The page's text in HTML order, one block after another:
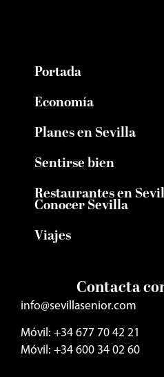
Portada
Economía
Planes en Sevilla
Sentirse bien
Restaurantes en
Conocer Sevilla
Viajes
Contacta
info@sevillasenior.com
Móvil: +34 677 70 42 21
Móvil: +34 600 34 02 60